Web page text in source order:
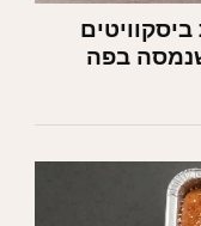
בפה